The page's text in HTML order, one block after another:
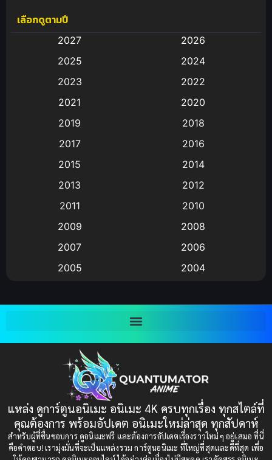
Anal (ประตูหลัง)
Animation การ์ตูน
Animation อนิเมะ
Animation แอนิเมชัน
(9)
Big tits (นมใหญ่)
Bitch (ผู้หญิงร่าน)
Bondage (ทาส)(1)
(1)
Censored (เซ็นเซอร์)(19)
Comedy (ตลก)(235)
เลือกดูตามปี
2027
2026
2025
2024
2023
2022
2021
2020
2019
2018
2017
2016
2015
2014
2013
2012
2011
2010
2009
2008
2007
2006
2005
2004
1997
1993
1991
1989
1988
1987
1985
1984
1983
แหล่ง ดูการ์ตูนอนิเมะ อนิเมะ 4K ครบทุกเรื่อง ทุกสไตล์ที่
คุณต้องการ พร้อมอัปเดต อนิเมะใหม่ล่าสุด ทุกสัปดาห์
สำหรับผู้ที่ชื่นชอบการ ดูอนิเมะฟรี และต้องการอัปเดตเรื่องราวใหม่ๆ อยู่เสมอ ที่นี่
คือคำตอบ! เรามุ่งมั่นที่จะเป็นแหล่งรวม การ์ตูนอนิเมะ ที่ใหญ่ที่สุดและดีที่สุด เพื่อ